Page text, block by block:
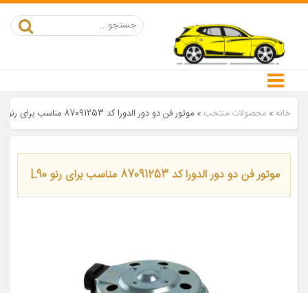
خانه » محصولات منتخب » موتور فن دو دور الدورا کد 87091253 مناسب برای رنو L90
موتور فن دو دور الدورا کد 87091253 مناسب برای رنو L90